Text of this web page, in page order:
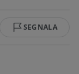
SEGNALA